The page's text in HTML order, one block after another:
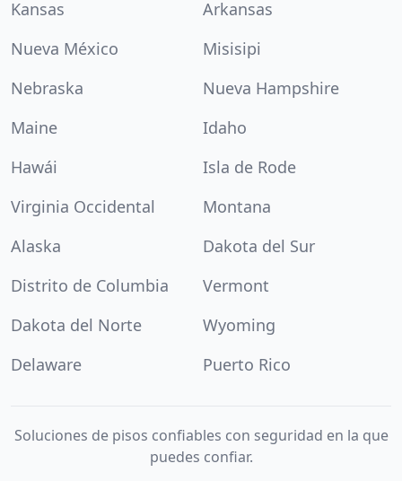
Kansas
Arkansas
Nueva México
Misisipi
Nebraska
Nueva Hampshire
Maine
Idaho
Hawái
Isla de Rode
Virginia Occidental
Montana
Alaska
Dakota del Sur
Distrito de Columbia
Vermont
Dakota del Norte
Wyoming
Delaware
Puerto Rico
Soluciones de pisos confiables con seguridad en la que
puedes confiar.